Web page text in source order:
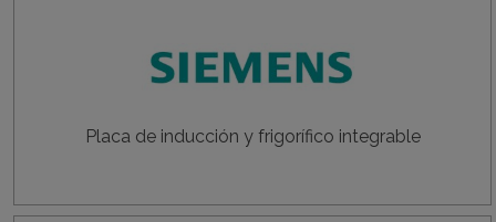
Placa de inducción y frigorífico integrable